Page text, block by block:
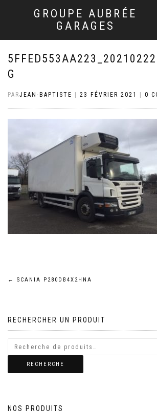
GROUPE AUBRÉE
GARAGES
G
PARJEAN-BAPTISTE 23 FÉVRIER 2021 0
Navigation
l’article
← SCANIA P280DB4X2HNA
RECHERCHER UN PRODUIT
RECHERCHE
NOS PRODUITS